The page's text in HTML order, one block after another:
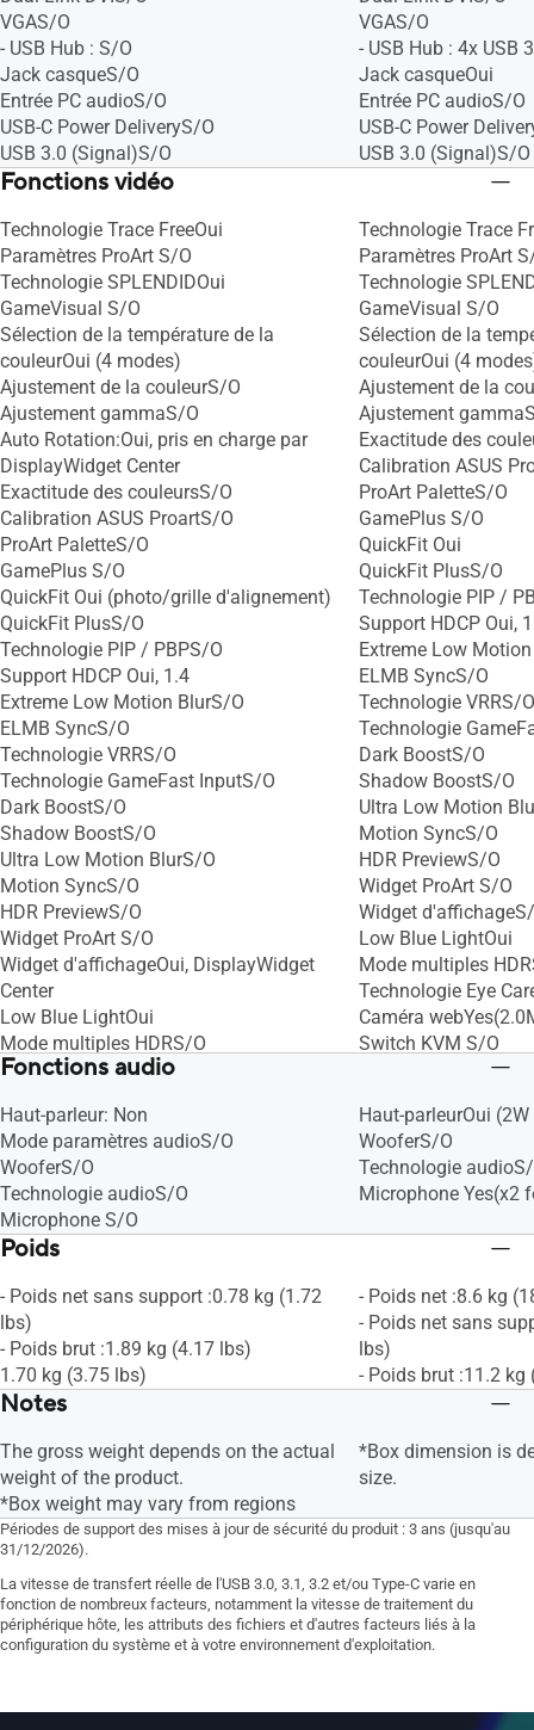
VGAS/O
- USB Hub : S/O
Jack casqueS/O
Entrée PC audioS/O
USB-C Power DeliveryS/O
USB 3.0 (Signal)S/O
VGAS/O
- USB Hub : 4x USB
Jack casqueOui
Entrée PC audioS/O
USB-C Power
USB 3.0 (Signal)S/O
Fonctions vidéo
Technologie Trace FreeOui
Paramètres ProArt S/O
Technologie SPLENDIDOui
GameVisual S/O
Sélection de la température de la
couleurOui (4 modes)
Ajustement de la couleurS/O
Ajustement gammaS/O
Auto Rotation:Oui, pris en charge par
DisplayWidget Center
Exactitude des couleursS/O
Calibration ASUS ProartS/O
ProArt PaletteS/O
GamePlus S/O
QuickFit Oui (photo/grille d'alignement)
QuickFit PlusS/O
Technologie PIP / PBPS/O
Support HDCP Oui, 1.4
Extreme Low Motion BlurS/O
ELMB SyncS/O
Technologie VRRS/O
Technologie GameFast InputS/O
Dark BoostS/O
Shadow BoostS/O
Ultra Low Motion BlurS/O
Motion SyncS/O
HDR PreviewS/O
Widget ProArt S/O
Widget d'affichageOui, DisplayWidget
Center
Low Blue LightOui
Mode multiples HDRS/O
Technologie Eye Care+ S/O
Switch KVM S/O
Technologie Trace
Paramètres ProArt
Technologie
GameVisual S/O
Sélection de la
couleurOui (4
Ajustement de la
Ajustement
Exactitude des
Calibration ASUS
ProArt PaletteS/O
GamePlus S/O
QuickFit Oui
QuickFit PlusS/O
Technologie PIP /
Support HDCP Oui,
Extreme Low
ELMB SyncS/O
Technologie VRRS/O
Technologie
Dark BoostS/O
Shadow BoostS/O
Ultra Low Motion
Motion SyncS/O
HDR PreviewS/O
Widget ProArt S/O
Widget
Low Blue LightOui
Mode multiples
Technologie Eye
Caméra
Switch KVM S/O
Fonctions audio
Haut-parleur: Non
Mode paramètres audioS/O
WooferS/O
Technologie audioS/O
Microphone S/O
Haut-parleurOui
WooferS/O
Technologie
Microphone Yes(x2
Poids
- Poids net sans support :0.78 kg (1.72
lbs)
- Poids brut :1.89 kg (4.17 lbs)
1.70 kg (3.75 lbs)
- Poids net :8.6 kg
- Poids net sans
lbs)
- Poids brut :11.2 kg
Notes
The gross weight depends on the actual
weight of the product.
*Box weight may vary from regions
*Box dimension is
size.
Périodes de support des mises à jour de sécurité du produit : 3 ans (jusqu'au
31/12/2026).
La vitesse de transfert réelle de l'USB 3.0, 3.1, 3.2 et/ou Type-C varie en
fonction de nombreux facteurs, notamment la vitesse de traitement du
périphérique hôte, les attributs des fichiers et d'autres facteurs liés à la
configuration du système et à votre environnement d'exploitation.